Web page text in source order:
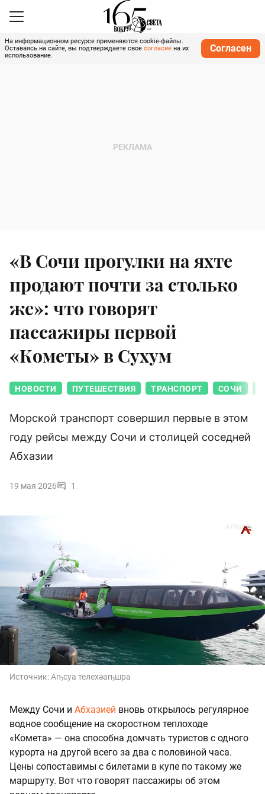
На информационном ресурсе применяются cookie-файлы.
Оставаясь на сайте, вы подтверждаете свое согласие на их
использование.
Согласен
«В Сочи прогулки на яхте
продают почти за столько
же»: что говорят
пассажиры первой
«Кометы» в Сухум
НОВОСТИ ПУТЕШЕСТВИЯ ТРАНСПОРТ СОЧИ
Морской транспорт совершил первые в этом
году рейсы между Сочи и столицей соседней
Абхазии
19 мая 2026 1
Источник:Аҧсуа телехәаҧшра
Между Сочи и Абхазией вновь открылось регулярное
водное сообщение на скоростном теплоходе
«Комета» — она способна домчать туристов с одного
курорта на другой всего за два с половиной часа.
Цены сопоставимы с билетами в купе по такому же
маршруту. Вот что говорят пассажиры об этом